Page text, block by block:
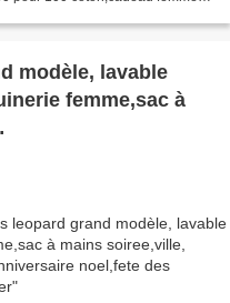
modèle, lavable
femme,sac à
anniversaire
noir jaune